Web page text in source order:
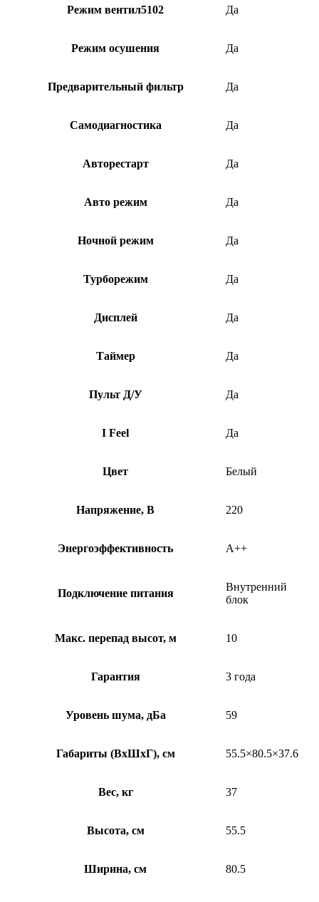
Режим вентил5102 Да
Режим осушения Да
Предварительный фильтр Да
Самодиагностика Да
Авторестарт Да
Авто режим Да
Ночной режим Да
Турборежим Да
Дисплей Да
Таймер Да
Пульт Д/У Да
I Feel Да
Цвет Белый
Напряжение, В 220
Энергоэффективность A++
Подключение питания
Внутренний
блок
Макс. перепад высот, м 10
Гарантия 3 года
Уровень шума, дБа 59
Габариты (ВхШхГ), см 55.5×80.5×37.6
Вес, кг 37
Высота, см 55.5
Ширина, см 80.5